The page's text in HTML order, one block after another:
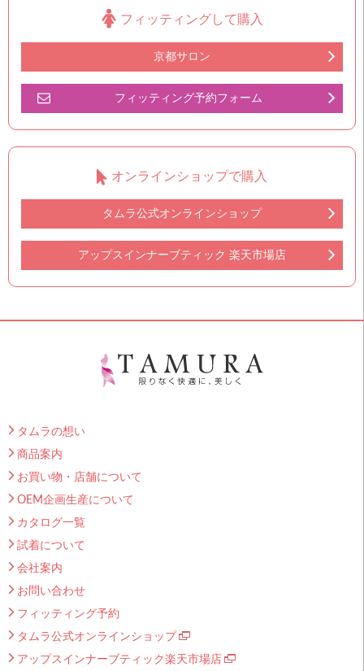
フィッティングして購入
京都サロン
フィッティング予約フォーム
オンラインショップで購入
タムラ公式オンラインショップ
アップスインナーブティック 楽天市場店
タムラの想い
商品案内
お買い物・店舗について
OEM企画生産について
カタログ一覧
試着について
会社案内
お問い合わせ
フィッティング予約
タムラ公式オンラインショップ
アップスインナーブティック楽天市場店